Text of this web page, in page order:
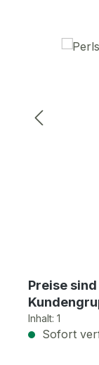
Preise
Inhalt: 1
Sofort